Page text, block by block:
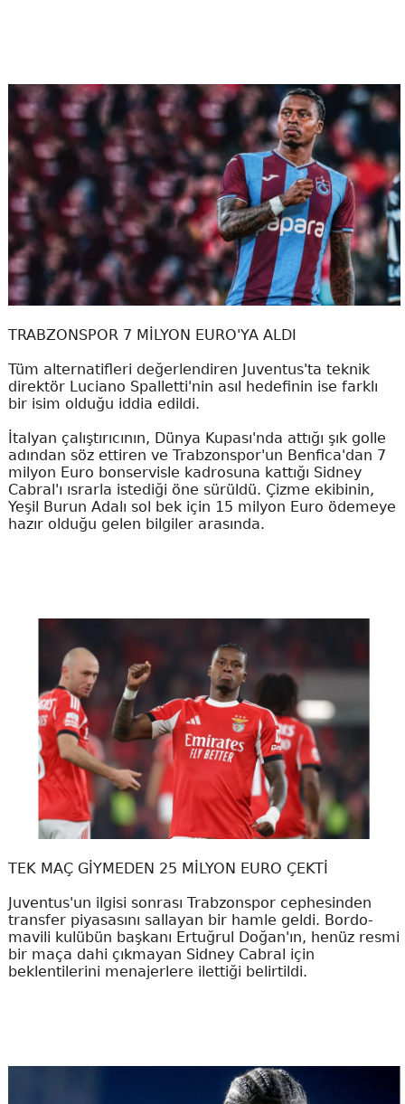
TRABZONSPOR 7 MİLYON EURO'YA ALDI
Tüm alternatifleri değerlendiren Juventus'ta teknik
direktör Luciano Spalletti'nin asıl hedefinin ise farklı
bir isim olduğu iddia edildi.
İtalyan çalıştırıcının, Dünya Kupası'nda attığı şık golle
adından söz ettiren ve Trabzonspor'un Benfica'dan 7
milyon Euro bonservisle kadrosuna kattığı Sidney
Cabral'ı ısrarla istediği öne sürüldü. Çizme ekibinin,
Yeşil Burun Adalı sol bek için 15 milyon Euro ödemeye
hazır olduğu gelen bilgiler arasında.
TEK MAÇ GİYMEDEN 25 MİLYON EURO ÇEKTİ
Juventus'un ilgisi sonrası Trabzonspor cephesinden
transfer piyasasını sallayan bir hamle geldi. Bordo-
mavili kulübün başkanı Ertuğrul Doğan'ın, henüz resmi
bir maça dahi çıkmayan Sidney Cabral için
beklentilerini menajerlere ilettiği belirtildi.